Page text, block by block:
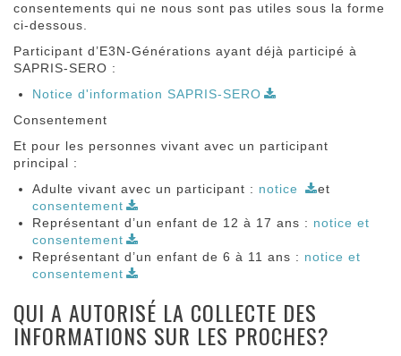
consentements qui ne nous sont pas utiles sous la forme
ci-dessous.
Participant d’E3N-Générations ayant déjà participé à
SAPRIS-SERO :
Notice d'information SAPRIS-SERO
Consentement
Et pour les personnes vivant avec un participant
principal :
Adulte vivant avec un participant : notice
et
consentement
Représentant d’un enfant de 12 à 17 ans : notice et
consentement
Représentant d’un enfant de 6 à 11 ans : notice et
consentement
QUI A AUTORISÉ LA COLLECTE DES
INFORMATIONS SUR LES PROCHES?